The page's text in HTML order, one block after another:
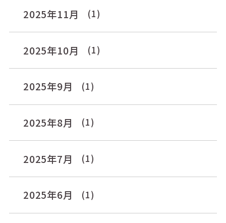
2025年11月 (1)
2025年10月 (1)
2025年9月 (1)
2025年8月 (1)
2025年7月 (1)
2025年6月 (1)